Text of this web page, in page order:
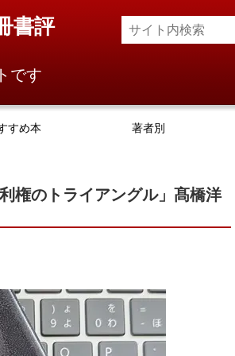
書評
です
すめ本 著者別
権のトライアングル」髙橋洋